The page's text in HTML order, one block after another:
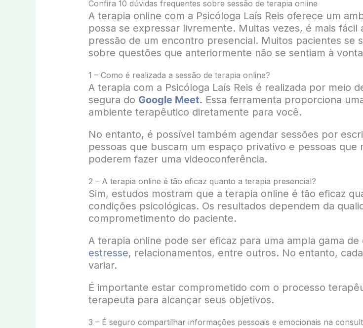
Confira 10 dúvidas frequentes sobre sessão de terapia online
A terapia online com a Psicóloga Laís Reis oferece um
possa se expressar livremente. Muitas vezes, é mais
pressão de um encontro presencial. Muitos pacientes se
sobre questões que anteriormente não se sentiam à
1 – Como é realizada a sessão de terapia online?
A terapia com a Psicóloga Laís Reis é realizada por meio
segura do Google Meet. Essa ferramenta proporciona
ambiente terapêutico diretamente para você.
No entanto, é possível também agendar sessões por
pessoas que buscam um espaço privativo e pessoas
poderem fazer uma videoconferência.
2 – A terapia online é tão eficaz quanto a terapia presencial?
Sim, estudos mostram que a terapia online é tão eficaz
condições psicológicas. Os resultados dependem da
comprometimento do paciente.
A terapia online pode ser eficaz para uma ampla gama
estresse, relacionamentos, entre outros. No entanto,
variar.
É importante estar comprometido com o processo
terapeuta para alcançar seus objetivos.
3 – É seguro compartilhar informações pessoais e emocionais na